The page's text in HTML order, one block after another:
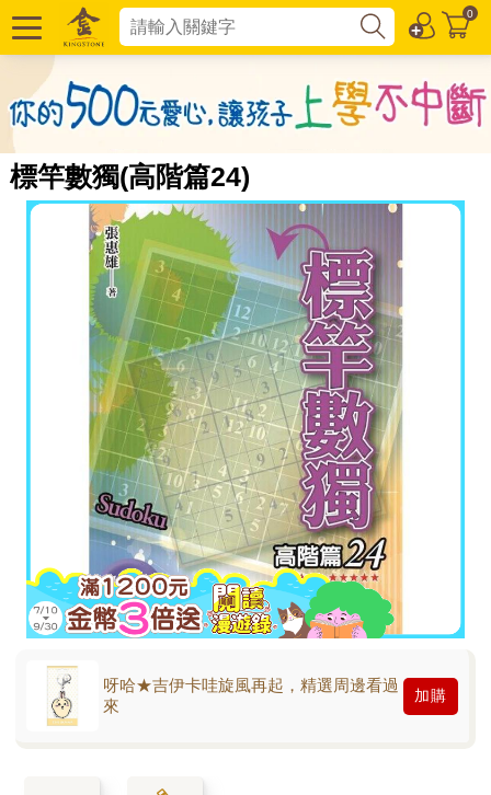
0
標竿數獨(高階篇24)
呀哈★吉伊卡哇旋風再起，精選周邊看過
來
加購